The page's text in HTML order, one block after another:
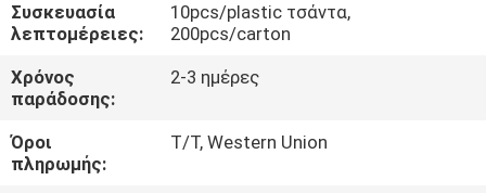
ΜΑΣ
ΕΛΆΤΕ
ΣΕ
ΕΠΑΦΉ
ΜΕ
Συσκευασία
λεπτομέρειες:
10pcs/plastic τσάντα,
200pcs/carton
Χρόνος
παράδοσης:
2-3 ημέρες
Όροι
πληρωμής:
T/T, Western Union